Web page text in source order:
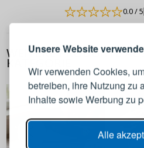
Unsere Website
Wir verwenden Cookies,
betreiben, ihre Nutzung zu
Inhalte sowie Werbung zu
Alle
0.0/ 5
WEITERE PRODUKTE
KATEGORIE
Melden Sie
E-Mail-Adresse